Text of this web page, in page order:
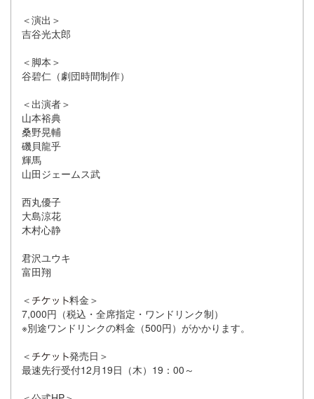
＜演出＞
吉谷光太郎
＜脚本＞
谷碧仁（劇団時間制作）
＜出演者＞
山本裕典
桑野晃輔
磯貝龍乎
輝馬
山田ジェームス武
西丸優子
大島涼花
木村心静
君沢ユウキ
富田翔
＜
料金＞
7,000円（税込・全席指定・ワンドリンク制）
※別途ワンドリンクの料金（500円）がかかります。
＜
発売日＞
最速先行受付12月19日（木）19：00～